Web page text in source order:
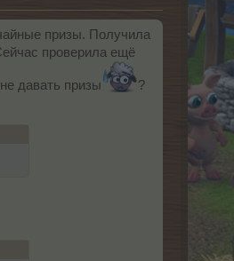
призы. Получила
проверила ещё
давать призы ?